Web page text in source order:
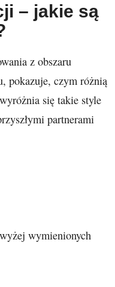
– jakie są
z obszaru
pokazuje, czym różnią
się takie style
partnerami
wymienionych